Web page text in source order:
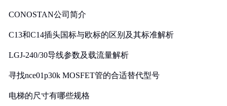
CONOSTAN公司简介
C13和C14插头国标与欧标的区别及其标准解析
LGJ-240/30导线参数及载流量解析
寻找nce01p30k MOSFET管的合适替代型号
电梯的尺寸有哪些规格